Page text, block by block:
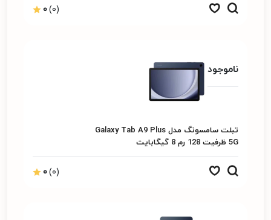
0(0)
ناموجود
تبلت سامسونگ مدل Galaxy Tab A9 Plus
5G ظرفیت 128 رم 8 گیگابایت
0(0)